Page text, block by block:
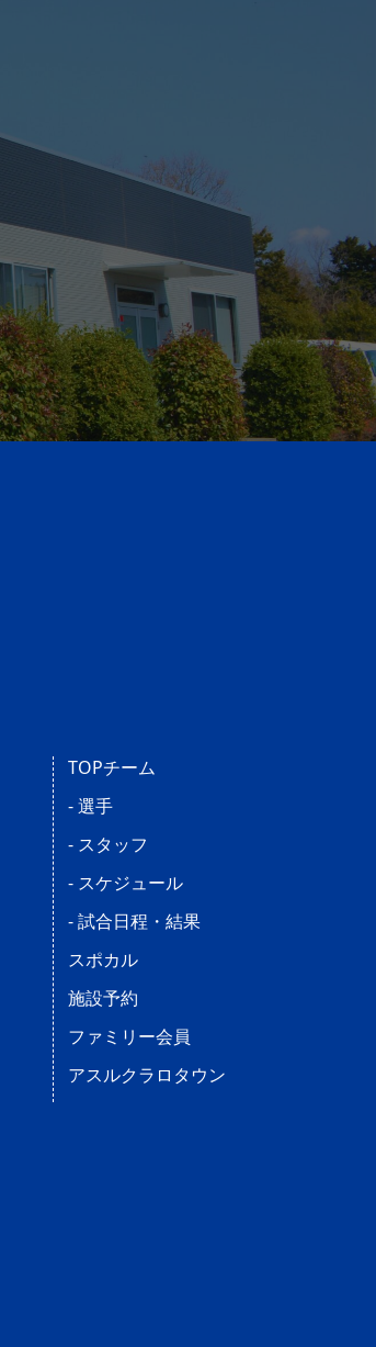
TOPチーム
- 選手
- スタッフ
- スケジュール
- 試合日程・結果
スポカル
施設予約
ファミリー会員
アスルクラロタウン